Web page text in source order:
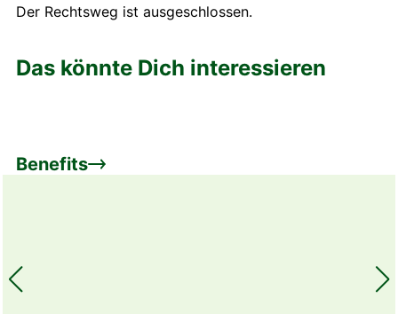
Der Rechtsweg ist ausgeschlossen.
Das könnte Dich interessieren
Benefits